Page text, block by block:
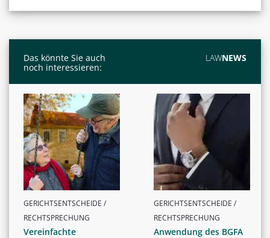
Das könnte Sie auch
noch interessieren:
LAWNEWS
GERICHTSENTSCHEIDE /
RECHTSPRECHUNG
Vereinfachte
GERICHTSENTSCHEIDE /
RECHTSPRECHUNG
Anwendung des BGFA